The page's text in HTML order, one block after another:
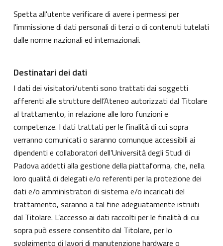
Spetta all'utente verificare di avere i permessi per
l'immissione di dati personali di terzi o di contenuti tutelati
dalle norme nazionali ed internazionali.
Destinatari dei dati
I dati dei visitatori/utenti sono trattati dai soggetti
afferenti alle strutture dell’Ateneo autorizzati dal Titolare
al trattamento, in relazione alle loro funzioni e
competenze. I dati trattati per le finalità di cui sopra
verranno comunicati o saranno comunque accessibili ai
dipendenti e collaboratori dell’Università degli Studi di
Padova addetti alla gestione della piattaforma, che, nella
loro qualità di delegati e/o referenti per la protezione dei
dati e/o amministratori di sistema e/o incaricati del
trattamento, saranno a tal fine adeguatamente istruiti
dal Titolare. L’accesso ai dati raccolti per le finalità di cui
sopra può essere consentito dal Titolare, per lo
svolgimento di lavori di manutenzione hardware o